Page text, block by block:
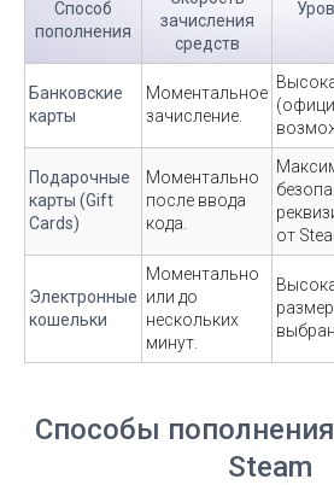
Способ
пополнения
зачисления
средств
Банковские
карты
Моментальное
зачисление.
Подарочные
карты (Gift
Cards)
Моментально
после ввода
кода.
от
Электронные
кошельки
Моментально
или до
нескольких
минут.
Способы
Steam